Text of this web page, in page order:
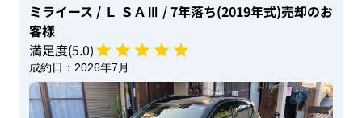
ミライース / Ｌ ＳＡⅢ / 7年落ち(2019年式)売却のお
客様
満足度(5.0)
成約日： 2026年7月